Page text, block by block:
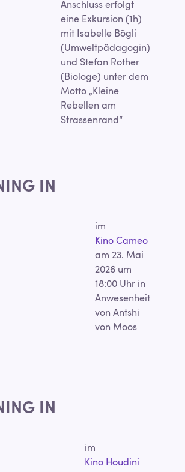
Anschluss erfolgt
eine Exkursion (1h)
mit Isabelle Bögli
(Umweltpädagogin)
und Stefan Rother
(Biologe) unter dem
Motto „Kleine
Rebellen am
Strassenrand“
IN
im
Kino Cameo
am 23. Mai
2026 um
18:00 Uhr in
Anwesenheit
von Antshi
von Moos
IN
im
Kino Houdini